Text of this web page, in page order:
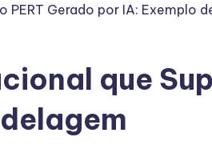
PERT Gerado por IA: Exemplo
que